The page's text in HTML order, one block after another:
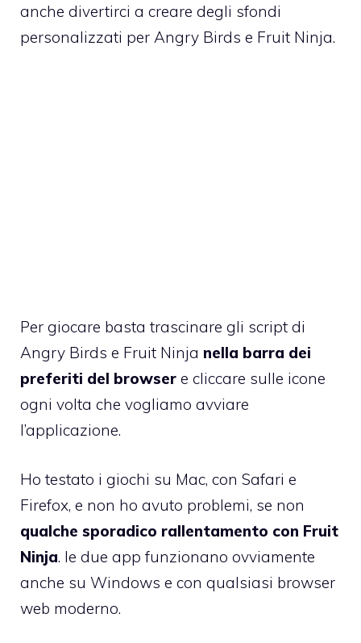
anche divertirci a creare degli sfondi
personalizzati per Angry Birds e Fruit Ninja.
Per giocare basta trascinare gli script di
Angry Birds e Fruit Ninja nella barra dei
preferiti del browser e cliccare sulle icone
ogni volta che vogliamo avviare
l’applicazione.
Ho testato i giochi su Mac, con Safari e
Firefox, e non ho avuto problemi, se non
qualche sporadico rallentamento con Fruit
Ninja. le due app funzionano ovviamente
anche su Windows e con qualsiasi browser
web moderno.